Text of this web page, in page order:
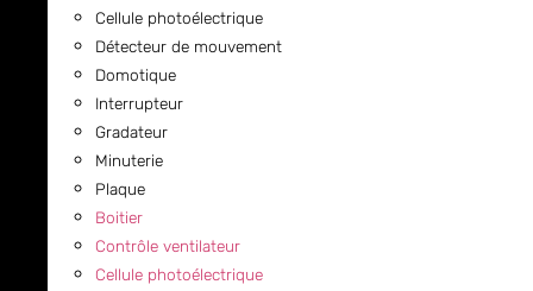
Cellule photoélectrique
Détecteur de mouvement
Domotique
Interrupteur
Gradateur
Minuterie
Plaque
Boitier
Contrôle ventilateur
Cellule photoélectrique